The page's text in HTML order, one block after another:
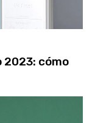
2023: cómo